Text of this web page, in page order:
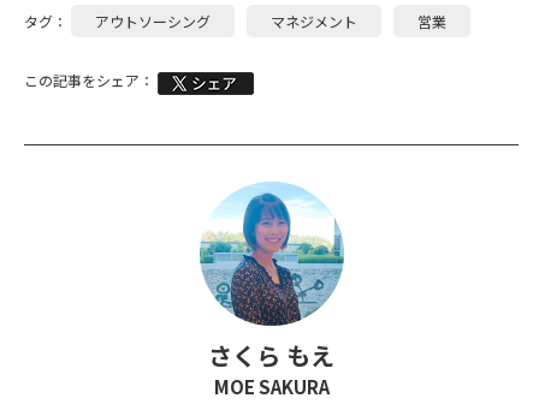
タグ： アウトソーシング マネジメント 営業
この記事をシェア：
さくら もえ
MOE SAKURA